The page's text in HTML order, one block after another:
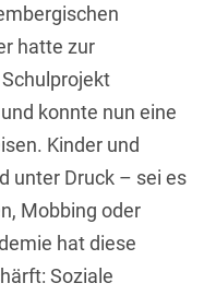
hatte zur
konnte nun eine
Kinder und
unter Druck – sei es
Mobbing oder
hat diese
Soziale